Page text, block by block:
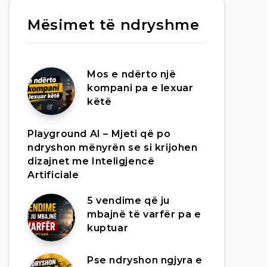
Mësimet të ndryshme
Mos e ndërto një
kompani pa e lexuar
këtë
Playground AI – Mjeti që po
ndryshon mënyrën se si krijohen
dizajnet me Inteligjencë
Artificiale
5 vendime që ju
mbajnë të varfër pa e
kuptuar
Pse ndryshon ngjyra e